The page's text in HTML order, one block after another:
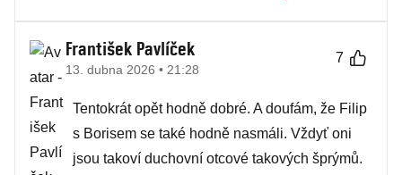
František Pavlíček
13. dubna 2026 • 21:28
7
Tentokrát opět hodně dobré. A doufám, že Filip
s Borisem se také hodně nasmáli. Vždyť oni
jsou takoví duchovní otcové takových šprýmů.